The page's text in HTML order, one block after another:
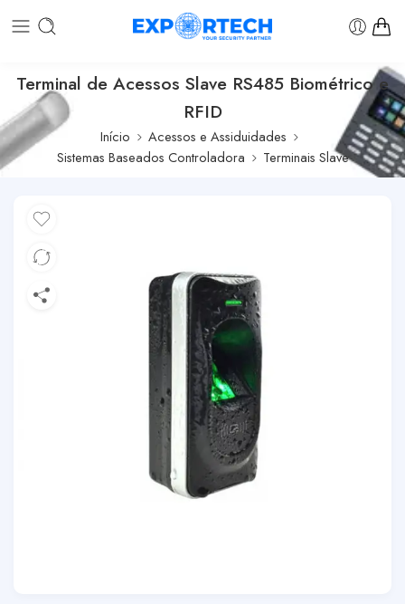
Terminal de Acessos Slave RS485 Biométrico e
RFID
Início
Acessos e Assiduidades
Sistemas Baseados Controladora
Terminais Slave